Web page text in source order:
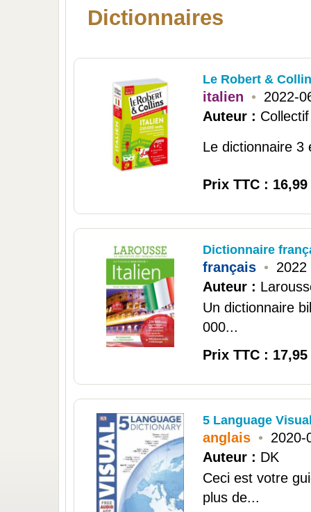
Dictionnaires
Le Robert &
italien • 2022-
Auteur : Collectif
Le dictionnaire 3
Prix TTC : 16,99
Dictionnaire
français • 2022
Auteur :
Un dictionnaire
000...
Prix TTC : 17,95
5 Language
anglais • 2020-
Auteur : DK
Ceci est votre
plus de...